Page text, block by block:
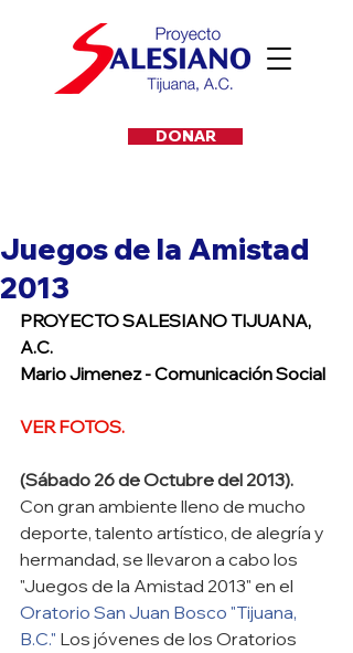
DONAR
Juegos de la Amistad
2013
PROYECTO SALESIANO TIJUANA,
A.C.
Mario Jimenez - Comunicación Social
VER FOTOS.
(Sábado 26 de Octubre del 2013).
Con gran ambiente lleno de mucho
deporte, talento artístico, de alegría y
hermandad, se llevaron a cabo los
"Juegos de la Amistad 2013" en el
Oratorio San Juan Bosco "Tijuana,
B.C." Los jóvenes de los Oratorios